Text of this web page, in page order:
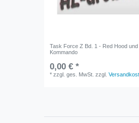
Task Force Z Bd. 1 - Red Hood
Kommando
0,00 € *
*zzgl. ges. MwSt. zzgl.